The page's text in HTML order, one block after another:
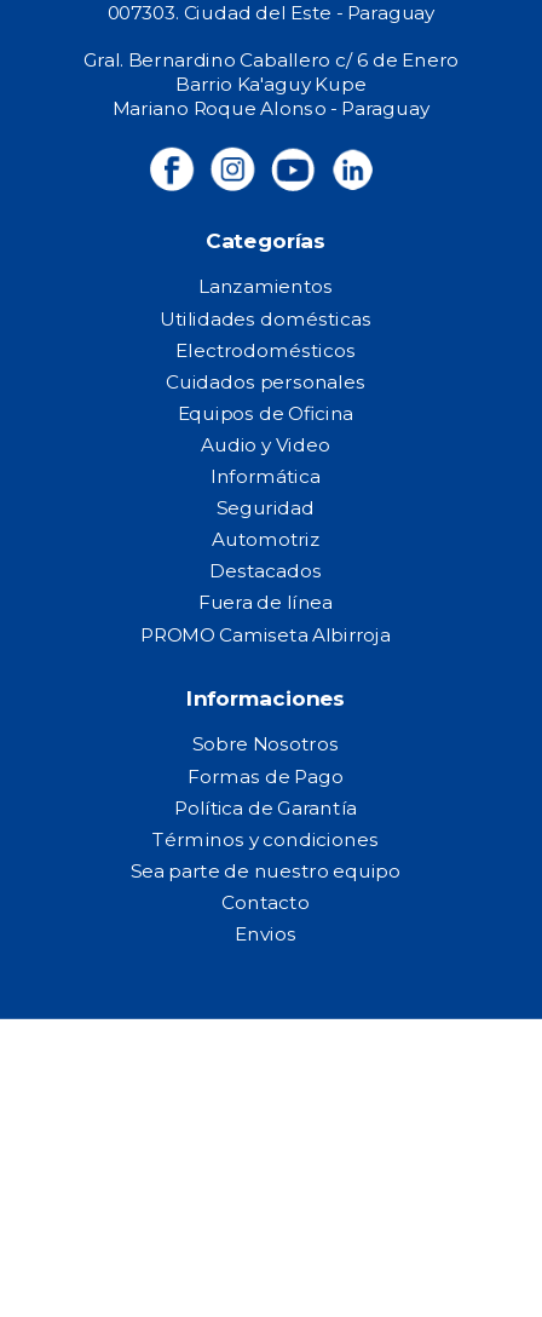
007303. Ciudad del Este - Paraguay
Gral. Bernardino Caballero c/ 6 de Enero
Barrio Ka'aguy Kupe
Mariano Roque Alonso - Paraguay
Categorías
Lanzamientos
Utilidades domésticas
Electrodomésticos
Cuidados personales
Equipos de Oficina
Audio y Video
Informática
Seguridad
Automotriz
Destacados
Fuera de línea
PROMO Camiseta Albirroja
Informaciones
Sobre Nosotros
Formas de Pago
Política de Garantía
Términos y condiciones
Sea parte de nuestro equipo
Contacto
Envios